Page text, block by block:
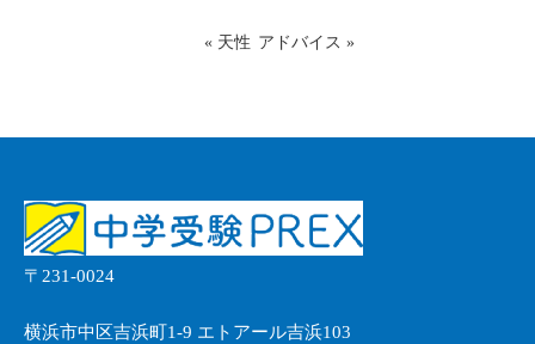
« 天性 アドバイス »
〒231-0024
横浜市中区吉浜町1-9 エトアール吉浜103